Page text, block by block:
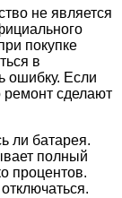
не является
покупке
в
ошибку. Если
ремонт сделают
ли батарея.
полный
процентов.